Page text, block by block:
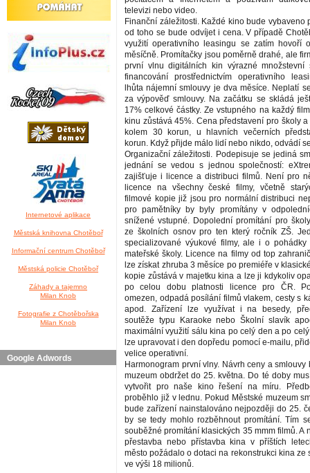
Internetové aplikace
Městská knihovna Chotěboř
Informační centrum Chotěboř
Městská policie Chotěboř
Záhady a tajemno
Milan Knob
Fotografie z Chotěbořska
Milan Knob
Google Adwords
televizi nebo video.
Finanční záležitosti. Každé kino bude vybaveno
od toho se bude odvíjet i cena. V případě
využití operativního leasingu se zatím hovoří
měsíčně. Promítačky jsou poměrně drahé, ale
první vlnu digitálních kin výrazné
financování prostřednictvím operativního
lhůta nájemní smlouvy je dva měsíce. Neplatí
za výpověď smlouvy. Na začátku se skládá
17% celkové částky. Ze vstupného na každý
kinu zůstává 45%. Cena představení pro školy
kolem 30 korun, u hlavních večerních
korun. Když přijde málo lidí nebo nikdo, odvádí
Organizační záležitosti. Podepisuje se jediná
jednání se vedou s jednou společností:
zajišťuje i licence a distribuci filmů. Není pro
licence na všechny české filmy, včetně
filmové kopie již jsou pro normální distribuci
pro pamětníky by byly promítány v
snížené vstupné. Dopolední promítání pro
ze školních osnov pro ten který ročník ZŠ.
specializované výukové filmy, ale i o
mateřské školy. Licence na filmy od top
lze získat zhruba 3 měsíce po premiéře v
kopie zůstává v majetku kina a lze ji kdykoliv
po celou dobu platnosti licence pro ČR.
omezen, odpadá posílání filmů vlakem, cesty s
apod. Zařízení lze využívat i na besedy,
soutěže typu Karaoke nebo Školní slavík
maximální využití sálu kina po celý den a po
lze upravovat i den dopředu pomocí e-mailu,
velice operativní.
Harmonogram první vlny. Návrh ceny a smlouvy
muzeum obdržet do 25. května. Do té doby
vytvořit pro naše kino řešení na míru.
proběhlo již v lednu. Pokud Městské muzeum
bude zařízení nainstalováno nejpozději do 25.
by se tedy mohlo rozběhnout promítání. Tím
souběžné promítání klasických 35 mmm filmů. A
přestavba nebo přístavba kina v příštích
město požádalo o dotaci na rekonstrukci kina ze
ve výši 18 milionů.